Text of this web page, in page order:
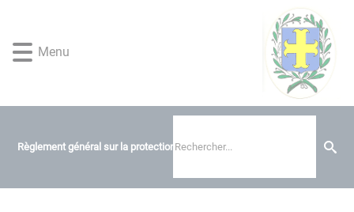
rapide
au
rapide
au
rapide
rapide
au
Menu
Règlement général sur la protection des données